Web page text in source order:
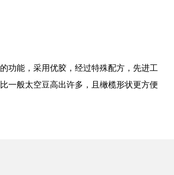
功能，采用优胶，经过特殊配方，先进工
一般太空豆高出许多，且橄榄形状更方便